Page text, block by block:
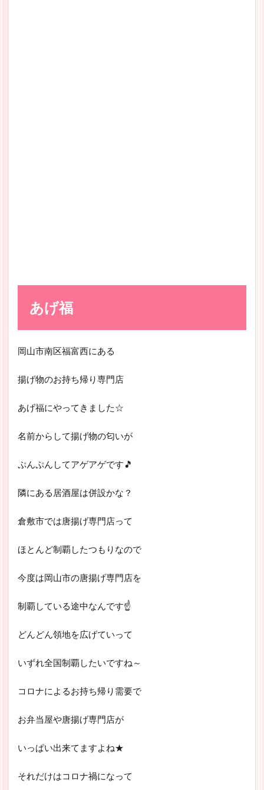
あげ福
岡山市南区福富西にある
揚げ物のお持ち帰り専門店
あげ福にやってきました☆
名前からして揚げ物の匂いが
ぷんぷんしてアゲアゲです🎵
隣にある居酒屋は併設かな？
倉敷市では唐揚げ専門店って
ほとんど制覇したつもりなので
今度は岡山市の唐揚げ専門店を
制覇している途中なんです☝
どんどん領地を広げていって
いずれ全国制覇したいですね～
コロナによるお持ち帰り需要で
お弁当屋や唐揚げ専門店が
いっぱい出来てますよね★
それだけはコロナ禍になって